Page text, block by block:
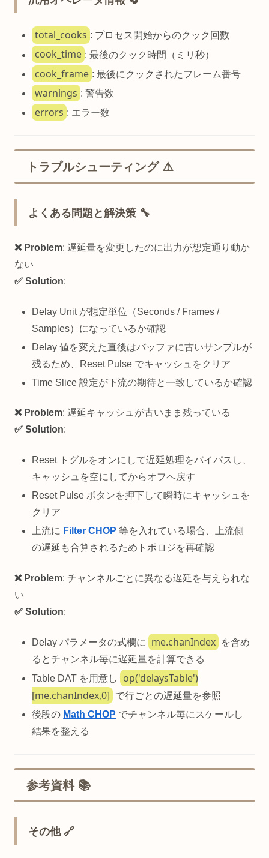
total_cooks : プロセス開始からのクック回数
cook_time : 最後のクック時間（ミリ秒）
cook_frame : 最後にクックされたフレーム番号
warnings : 警告数
errors : エラー数
トラブルシューティング ⚠️
よくある問題と解決策 🔧
❌ Problem: 遅延量を変更したのに出力が想定通り動か
ない
✅ Solution:
Delay Unit が想定単位（Seconds / Frames /
Samples）になっているか確認
Delay 値を変えた直後はバッファに古いサンプルが
残るため、Reset Pulse でキャッシュをクリア
Time Slice 設定が下流の期待と一致しているか確認
❌ Problem: 遅延キャッシュが古いまま残っている
✅ Solution:
Reset トグルをオンにして遅延処理をバイパスし、
キャッシュを空にしてからオフへ戻す
Reset Pulse ボタンを押下して瞬時にキャッシュを
クリア
上流に Filter CHOP 等を入れている場合、上流側
の遅延も合算されるためトポロジを再確認
❌ Problem: チャンネルごとに異なる遅延を与えられな
い
✅ Solution:
Delay パラメータの式欄に me.chanIndex
を含め
るとチャンネル毎に遅延量を計算できる
Table DAT を用意し
op('delaysTable')
[me.chanIndex,0]
で行ごとの遅延量を参照
後段の Math CHOP でチャンネル毎にスケールし
結果を整える
参考資料 📚
その他 🔗